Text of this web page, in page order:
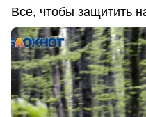
Все, чтобы защитить